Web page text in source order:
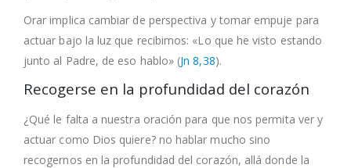
Orar implica cambiar de perspectiva y tomar empuje para
actuar bajo la luz que recibimos: «Lo que he visto estando
junto al Padre, de eso hablo» (Jn 8,38).
Recogerse en la profundidad del corazón
¿Qué le falta a nuestra oración para que nos permita ver y
actuar como Dios quiere? no hablar mucho sino
recogernos en la profundidad del corazón, allá donde la